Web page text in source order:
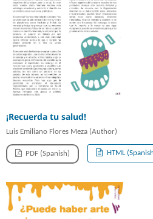
¡Recuerda tu salud!
Luis Emiliano Flores Meza (Author)
PDF (Spanish) HTML